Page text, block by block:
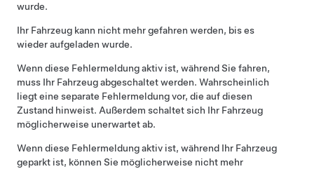
wurde.
Ihr Fahrzeug kann nicht mehr gefahren werden, bis es
wieder aufgeladen wurde.
Wenn diese Fehlermeldung aktiv ist, während Sie fahren,
muss Ihr Fahrzeug abgeschaltet werden. Wahrscheinlich
liegt eine separate Fehlermeldung vor, die auf diesen
Zustand hinweist. Außerdem schaltet sich Ihr Fahrzeug
möglicherweise unerwartet ab.
Wenn diese Fehlermeldung aktiv ist, während Ihr Fahrzeug
geparkt ist, können Sie möglicherweise nicht mehr